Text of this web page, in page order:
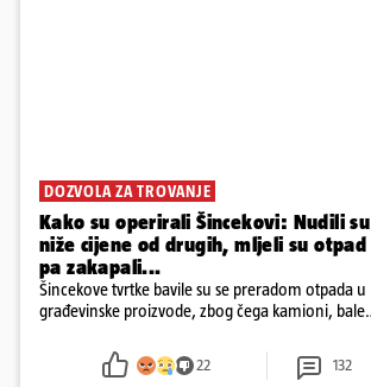
DOZVOLA ZA TROVANJE
Kako su operirali Šincekovi: Nudili su
niže cijene od drugih, mljeli su otpad
pa zakapali...
Šincekove tvrtke bavile su se preradom otpada u
građevinske proizvode, zbog čega kamioni, bale
22 132